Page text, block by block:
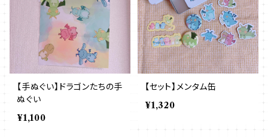
【手ぬぐい】ドラゴンたちの手
ぬぐい
¥1,100
【セット】メンタム缶
¥1,320